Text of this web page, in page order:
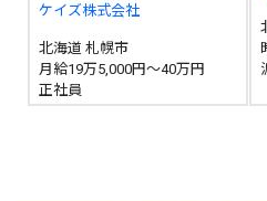
ケイズ株式会社
北海道 札幌市
月給19万5,000円～40万円
正社員